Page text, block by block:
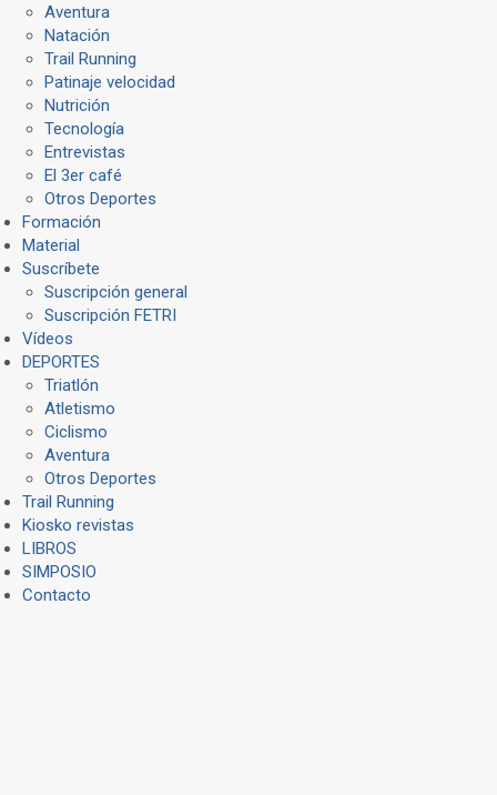
Aventura
Natación
Trail Running
Patinaje velocidad
Nutrición
Tecnología
Entrevistas
El 3er café
Otros Deportes
Formación
Material
Suscríbete
Suscripción general
Suscripción FETRI
Vídeos
DEPORTES
Triatlón
Atletismo
Ciclismo
Aventura
Otros Deportes
Trail Running
Kiosko revistas
LIBROS
SIMPOSIO
Contacto